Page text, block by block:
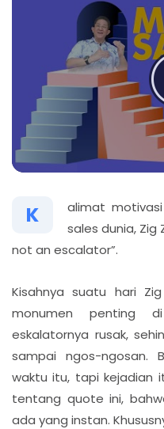
K
alimat
sales dunia, Zig
not an escalator”.
Kisahnya suatu hari
monumen penting
eskalatornya rusak,
sampai ngos-ngosan.
waktu itu, tapi kejadian
tentang quote ini,
ada yang instan.